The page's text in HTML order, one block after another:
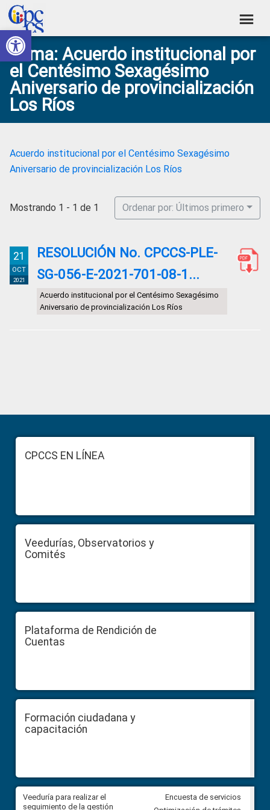
Abrir barra de herramientas
Skip
to
primary
navigation
Skip
to
main
content
Skip
to
primary
sidebar
Skip
to
footer
Consejo
de
Participación
Ciudadana
y
Social
Construyendo
Poder
Ciudadano
Tema: Acuerdo institucional por
el Centésimo Sexagésimo
Aniversario de provincialización
Los Ríos
Acuerdo institucional por el Centésimo Sexagésimo
Aniversario de provincialización Los Ríos
Mostrando 1 - 1 de 1 Ordenar por: Últimos primero
21
OCT
2021
RESOLUCIÓN No. CPCCS-PLE-
SG-056-E-2021-701-08-1...
Acuerdo institucional por el Centésimo Sexagésimo
Aniversario de provincialización Los Ríos
Sidebar
FooterCPCCS EN LÍNEA
Veedurías, Observatorios y
Comités
Plataforma de Rendición de
Cuentas
Formación ciudadana y
capacitación
Veeduría para realizar el
seguimiento de la gestión
Veeduría para vigilar los
derivados de la Audiencia
Encuesta de servicios